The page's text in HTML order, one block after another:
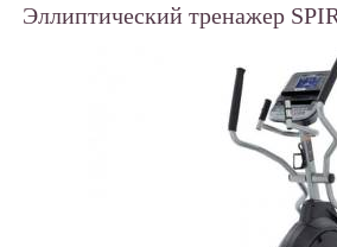
Эллиптический тренажер